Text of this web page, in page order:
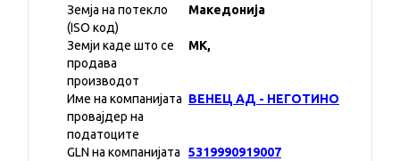
Земја на потекло
(ISO код)
Македонија
Земји каде што се
продава
производот
MK,
Име на компанијата
провајдер на
податоците
ВЕНЕЦ АД - НЕГОТИНО
GLN на компанијата
5319990919007